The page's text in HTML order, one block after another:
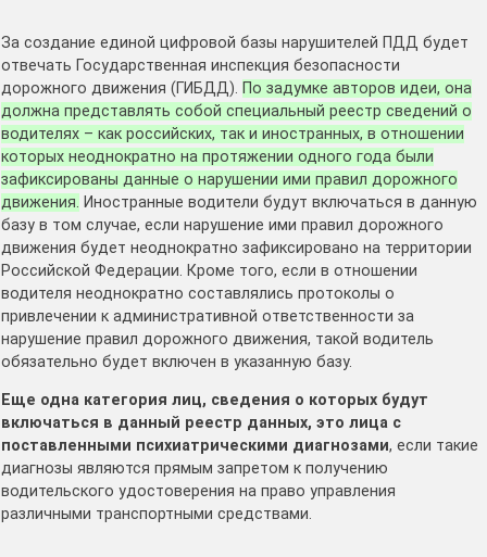
За создание единой цифровой базы нарушителей ПДД будет
отвечать Государственная инспекция безопасности
дорожного движения (ГИБДД). По задумке авторов идеи, она
должна представлять собой специальный реестр сведений о
водителях – как российских, так и иностранных, в отношении
которых неоднократно на протяжении одного года были
зафиксированы данные о нарушении ими правил дорожного
движения. Иностранные водители будут включаться в данную
базу в том случае, если нарушение ими правил дорожного
движения будет неоднократно зафиксировано на территории
Российской Федерации. Кроме того, если в отношении
водителя неоднократно составлялись протоколы о
привлечении к административной ответственности за
нарушение правил дорожного движения, такой водитель
обязательно будет включен в указанную базу.
Еще одна категория лиц, сведения о которых будут
включаться в данный реестр данных, это лица с
поставленными психиатрическими диагнозами, если такие
диагнозы являются прямым запретом к получению
водительского удостоверения на право управления
различными транспортными средствами.